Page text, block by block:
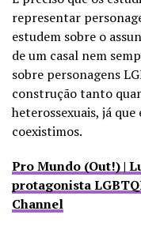
representar
estudem sobre o
de um casal nem
sobre personagens
construção tanto
heterossexuais, já
coexistimos.
Pro Mundo (Out!) |
protagonista
Channel